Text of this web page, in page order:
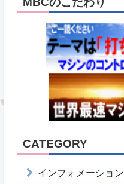
CATEGORY
インフォメーション